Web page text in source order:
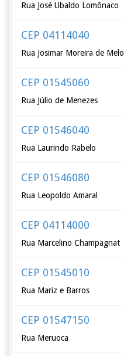
Rua José Ubaldo Lomônaco
CEP 04114040
Rua Josimar Moreira de Melo
CEP 01545060
Rua Júlio de Menezes
CEP 01546040
Rua Laurindo Rabelo
CEP 01546080
Rua Leopoldo Amaral
CEP 04114000
Rua Marcelino Champagnat
CEP 01545010
Rua Mariz e Barros
CEP 01547150
Rua Meruoca